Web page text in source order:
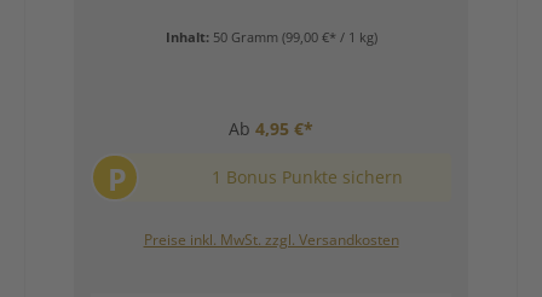
Inhalt: 50 Gramm (99,00 €* / 1 kg)
Ab 4,95 €*
P 1 Bonus Punkte sichern
Preise inkl. MwSt. zzgl. Versandkosten